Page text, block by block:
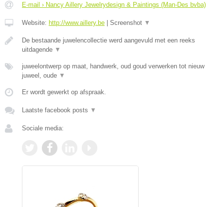
E-mail › Nancy Aillery Jewelrydesign & Paintings (Man-Des bvba)
Website: http://www.aillery.be | Screenshot ▼
De bestaande juwelencollectie werd aangevuld met een reeks
uitdagende ▼
juweelontwerp op maat, handwerk, oud goud verwerken tot nieuw
juweel, oude ▼
Er wordt gewerkt op afspraak.
Laatste facebook posts ▼
Sociale media: